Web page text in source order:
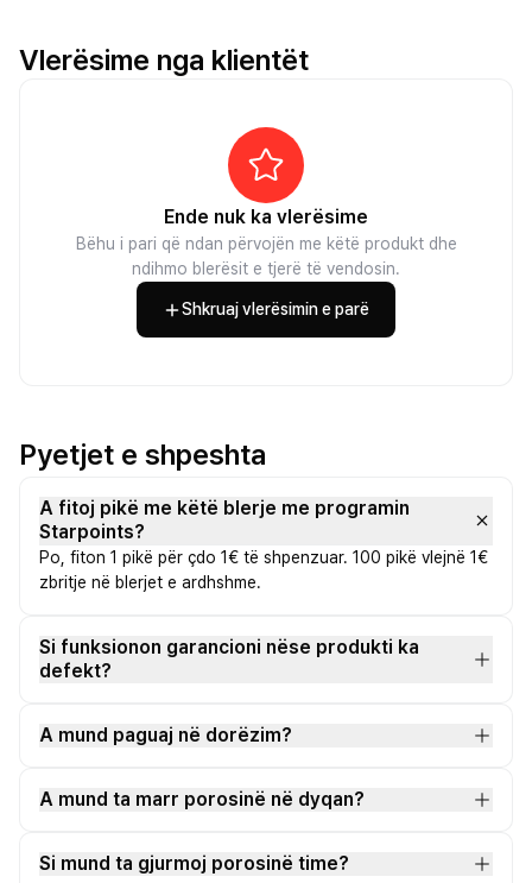
Vlerësime nga klientët
Ende nuk ka vlerësime
Bëhu i pari që ndan përvojën me këtë produkt dhe
ndihmo blerësit e tjerë të vendosin.
Shkruaj vlerësimin e parë
Pyetjet e shpeshta
A fitoj pikë me këtë blerje me programin
Starpoints?
Po, fiton 1 pikë për çdo 1€ të shpenzuar. 100 pikë vlejnë 1€
zbritje në blerjet e ardhshme.
Si funksionon garancioni nëse produkti ka
defekt?
A mund paguaj në dorëzim?
A mund ta marr porosinë në dyqan?
Si mund ta gjurmoj porosinë time?